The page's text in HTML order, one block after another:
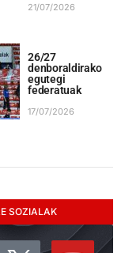
21/07/2026
26/27
denboraldirako
egutegi
federatuak
17/07/2026
SOZIALAK